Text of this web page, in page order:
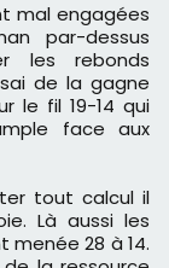
mal engagées
par-dessus
les rebonds
de la gagne
le fil 19-14 qui
face aux
tout calcul il
Là aussi les
28 à 14.